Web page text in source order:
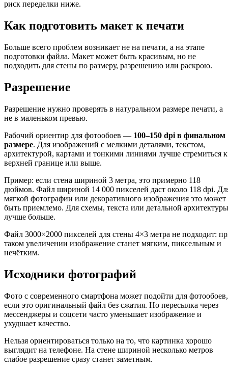
риск переделки ниже.
Как подготовить макет к печати
Больше всего проблем возникает не на печати, а на этапе
подготовки файла. Макет может быть красивым, но не
подходить для стены по размеру, разрешению или раскрою.
Разрешение
Разрешение нужно проверять в натуральном размере печати, а
не в маленьком превью.
Рабочий ориентир для фотообоев — 100–150 dpi в финальном
размере. Для изображений с мелкими деталями, текстом,
архитектурой, картами и тонкими линиями лучше стремиться к
верхней границе или выше.
Пример: если стена шириной 3 метра, это примерно 118
дюймов. Файл шириной 14 000 пикселей даст около 118 dpi.
мягкой фотографии или декоративного изображения это может
быть приемлемо. Для схемы, текста или детальной архитектуры
лучше больше.
Файл 3000×2000 пикселей для стены 4×3 метра не подходит:
таком увеличении изображение станет мягким, пиксельным и
нечётким.
Исходники фотографий
Фото с современного смартфона может подойти для фотообоев,
если это оригинальный файл без сжатия. Но пересылка через
мессенджеры и соцсети часто уменьшает изображение и
ухудшает качество.
Нельзя ориентироваться только на то, что картинка хорошо
выглядит на телефоне. На стене шириной несколько метров
слабое разрешение сразу станет заметным.